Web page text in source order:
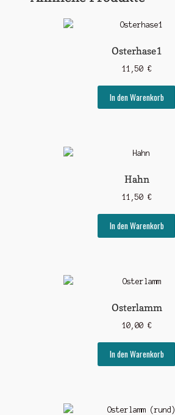
Osterhase1
11,50 €
In den Warenkorb
Hahn
11,50 €
In den Warenkorb
Osterlamm
10,00 €
In den Warenkorb